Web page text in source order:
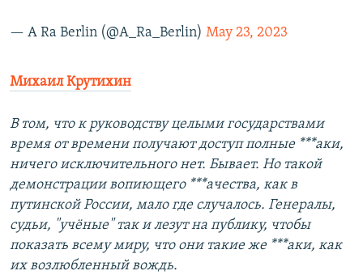
— A Ra Berlin (@A_Ra_Berlin) May 23, 2023
Михаил Крутихин
В том, что к руководству целыми государствами
время от времени получают доступ полные ***аки,
ничего исключительного нет. Бывает. Но такой
демонстрации вопиющего ***ачества, как в
путинской России, мало где случалось. Генералы,
судьи, "учёные" так и лезут на публику, чтобы
показать всему миру, что они такие же ***аки, как
их возлюбленный вождь.